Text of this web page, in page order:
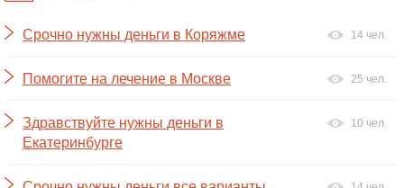
Срочно нужны деньги в Коряжме 14 чел.
Помогите на лечение в Москве 25 чел.
Здравствуйте нужны деньги в
Екатеринбурге
10 чел.